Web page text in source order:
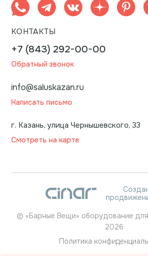
КОНТАКТЫ
+7 (843) 292-00-00
Обратный звонок
info@saluskazan.ru
Написать письмо
г. Казань, улица Чернышевского, 33
Смотреть на карте
© «Барные Вещи» оборудование
2026
Политика